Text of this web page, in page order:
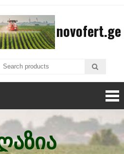
novofert.ge